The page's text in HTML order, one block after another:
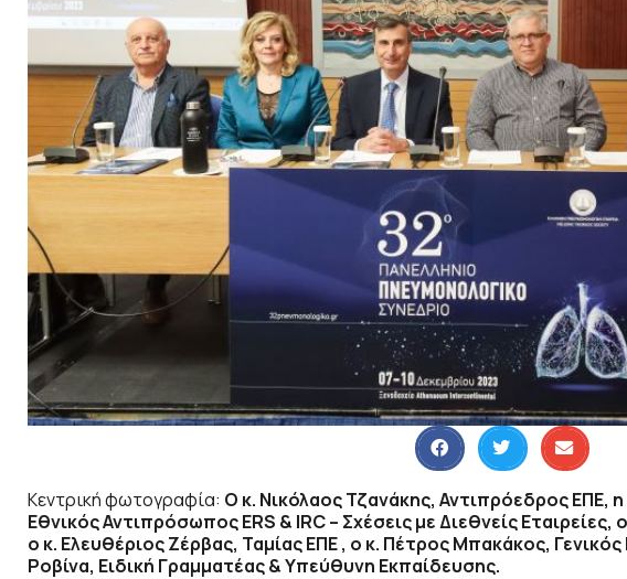
Κεντρική φωτογραφία: Ο κ. Νικόλαος Τζανάκης, Αντιπρόεδρος
Εθνικός Αντιπρόσωπος ERS & IRC – Σχέσεις με Διεθνείς
ο κ. Ελευθέριος Ζέρβας, Ταμίας ΕΠΕ , ο κ. Πέτρος Μπακάκος,
Ροβίνα, Ειδική Γραμματέας & Υπεύθυνη Εκπαίδευσης.